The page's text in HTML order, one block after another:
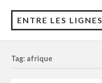
ENTRE LES LIGNES
Tag: afrique